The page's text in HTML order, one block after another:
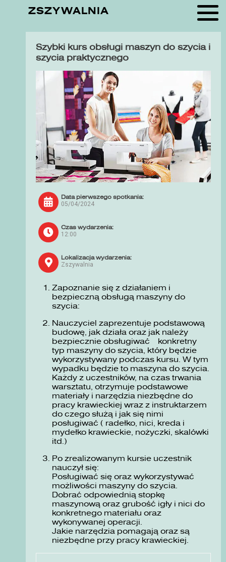
ZSZYWALNIA
Szybki kurs obsługi maszyn do szycia i
szycia praktycznego
Data pierwszego spotkania:
05/04/2024
Czas wydarzenia:
12:00
Lokalizacja wydarzenia:
Zszywalnia
Zapoznanie się z działaniem i
bezpieczną obsługą maszyny do
szycia:
Nauczyciel zaprezentuje podstawową
budowę, jak działa oraz jak należy
bezpiecznie obsługiwać konkretny
typ maszyny do szycia, który będzie
wykorzystywany podczas kursu. W tym
wypadku będzie to maszyna do szycia.
Każdy z uczestników, na czas trwania
warsztatu, otrzymuje podstawowe
materiały i narzędzia niezbędne do
pracy krawieckiej wraz z instruktarzem
do czego służą i jak się nimi
posługiwać ( radełko, nici, kreda i
mydełko krawieckie, nożyczki, skalówki
itd.)
Po zrealizowanym kursie uczestnik
nauczył się:
Posługiwać się oraz wykorzystywać
możliwości maszyny do szycia.
Dobrać odpowiednią stopkę
maszynową oraz grubość igły i nici do
konkretnego materiału oraz
wykonywanej operacji.
Jakie narzędzia pomagają oraz są
niezbędne przy pracy krawieckiej.